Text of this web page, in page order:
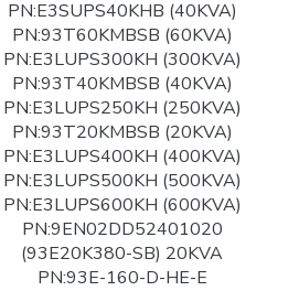
PN:E3SUPS40KHB (40KVA)
PN:93T60KMBSB (60KVA)
PN:E3LUPS300KH (300KVA)
PN:93T40KMBSB (40KVA)
PN:E3LUPS250KH (250KVA)
PN:93T20KMBSB (20KVA)
PN:E3LUPS400KH (400KVA)
PN:E3LUPS500KH (500KVA)
PN:E3LUPS600KH (600KVA)
PN:9EN02DD52401020
(93E20K380-SB) 20KVA
PN:93E-160-D-HE-E